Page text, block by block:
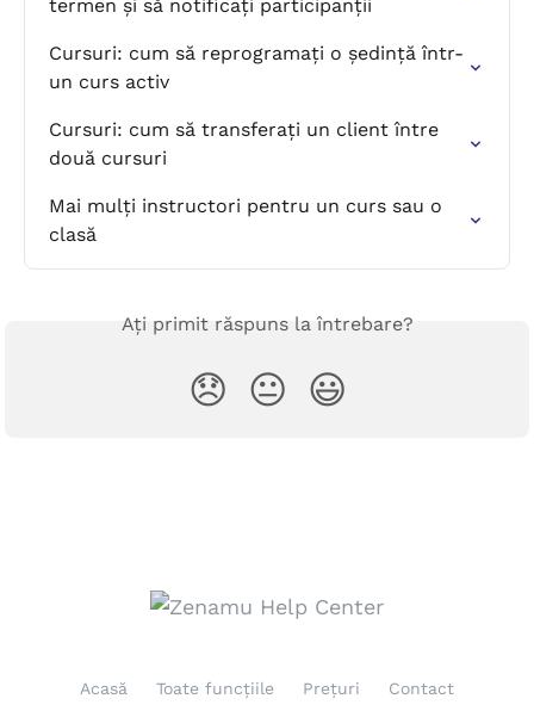
termen și să notificați participanții
Cursuri: cum să reprogramați o ședință într-
un curs activ
Cursuri: cum să transferați un client între
două cursuri
Mai mulți instructori pentru un curs sau o
clasă
Ați primit răspuns la întrebare?
😞 😐 😃
Acasă Toate funcțiile Prețuri Contact